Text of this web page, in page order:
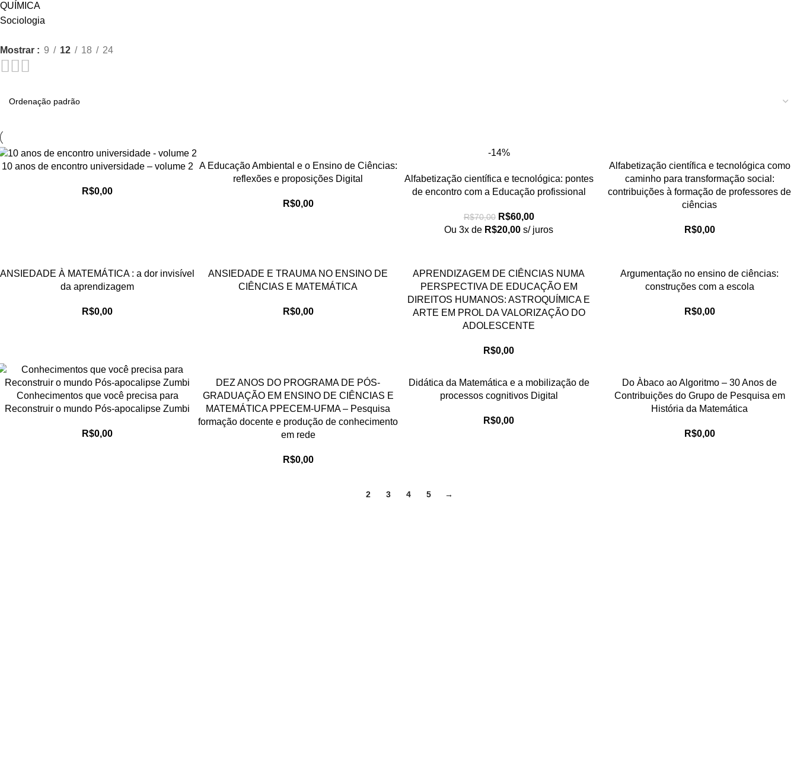
QUÍMICA
Sociologia
Mostrar 9 12 18 24
10 anos de encontro universidade – volume 2
R$0,00
A Educação Ambiental e o Ensino de Ciências:
reflexões e proposições Digital
R$0,00
-14%
Alfabetização científica e tecnológica: pontes
de encontro com a Educação profissional
R$70,00 R$60,00
Ou 3x de R$20,00 s/ juros
Alfabetização científica e tecnológica como
caminho para transformação social:
contribuições à formação de professores de
ciências
R$0,00
ANSIEDADE À MATEMÁTICA : a dor invisível
da aprendizagem
R$0,00
ANSIEDADE E TRAUMA NO ENSINO DE
CIÊNCIAS E MATEMÁTICA
R$0,00
APRENDIZAGEM DE CIÊNCIAS NUMA
PERSPECTIVA DE EDUCAÇÃO EM
DIREITOS HUMANOS: ASTROQUÍMICA E
ARTE EM PROL DA VALORIZAÇÃO DO
ADOLESCENTE
R$0,00
Argumentação no ensino de ciências:
construções com a escola
R$0,00
Conhecimentos que você precisa para
Reconstruir o mundo Pós-apocalipse Zumbi
R$0,00
DEZ ANOS DO PROGRAMA DE PÓS-
GRADUAÇÃO EM ENSINO DE CIÊNCIAS E
MATEMÁTICA PPECEM-UFMA – Pesquisa
formação docente e produção de conhecimento
em rede
R$0,00
Didática da Matemática e a mobilização de
processos cognitivos Digital
R$0,00
Do Àbaco ao Algoritmo – 30 Anos de
Contribuições do Grupo de Pesquisa em
História da Matemática
R$0,00
2 3 4 5 →